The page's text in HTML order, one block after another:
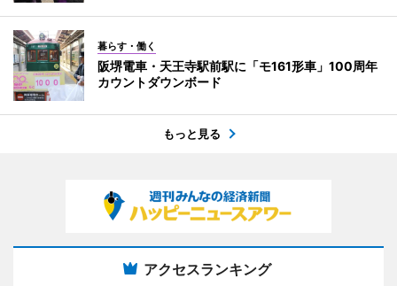
暮らす・働く
阪堺電車・天王寺駅前駅に「モ161形車」100周年
カウントダウンボード
もっと見る
アクセスランキング